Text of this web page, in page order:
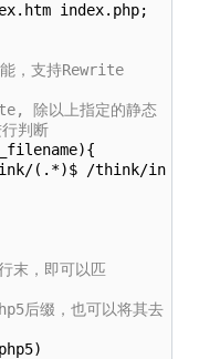
index.php;
支持Rewrite
以上指定的静态
判断
/think/in
，即可以匹
缀，也可以将其去